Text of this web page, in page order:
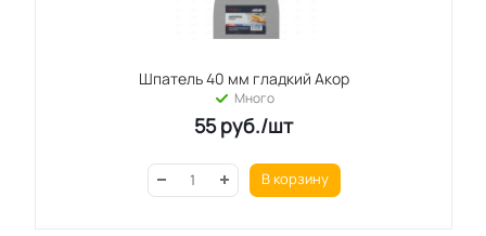
Шпатель 40 мм гладкий Акор
Много
55руб./шт
В корзину